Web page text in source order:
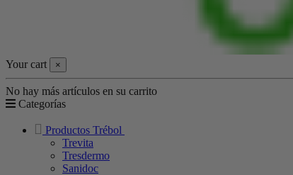
Your cart ×
No hay más artículos en su carrito
Categorías
Productos Trébol
Trevita
Tresdermo
Sanidoc